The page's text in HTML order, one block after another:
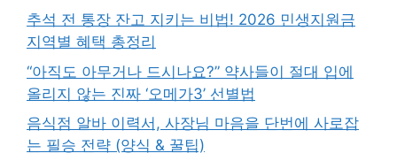
추석 전 통장 잔고 지키는 비법! 2026 민생지원금
지역별 혜택 총정리
“아직도 아무거나 드시나요?” 약사들이 절대 입에
올리지 않는 진짜 ‘오메가3’ 선별법
음식점 알바 이력서, 사장님 마음을 단번에 사로잡
는 필승 전략 (양식 & 꿀팁)